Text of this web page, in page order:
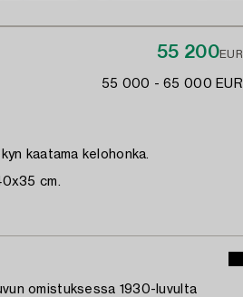
55 200EUR
55 000 - 65 000 EUR
kaatama kelohonka.
cm.
omistuksessa 1930-luvulta